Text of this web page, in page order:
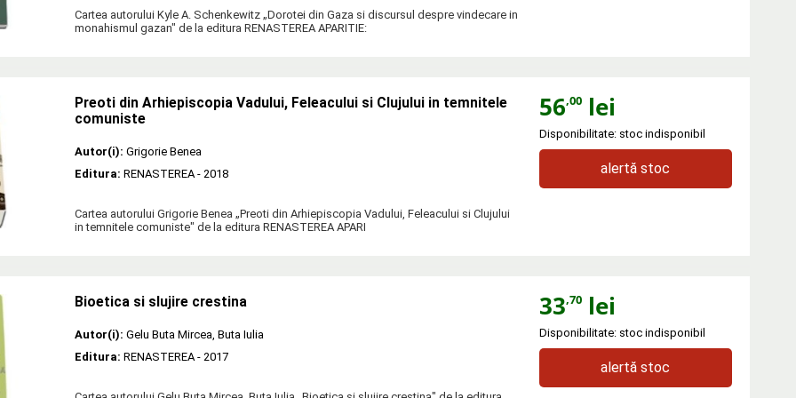
Cartea autorului Kyle A. Schenkewitz „Dorotei din Gaza si discursul despre vindecare in
monahismul gazan" de la editura RENASTEREA APARITIE:
Preoti din Arhiepiscopia Vadului, Feleacului si Clujului in temnitele
comuniste
Autor(i): Grigorie Benea
Editura: RENASTEREA - 2018
Cartea autorului Grigorie Benea „Preoti din Arhiepiscopia Vadului, Feleacului si Clujului
in temnitele comuniste" de la editura RENASTEREA APARI
56,00lei
Disponibilitate: stoc indisponibil
alertă stoc
Bioetica si slujire crestina
Autor(i): Gelu Buta Mircea Buta Iulia
Editura: RENASTEREA - 2017
33,70lei
Disponibilitate: stoc indisponibil
alertă stoc